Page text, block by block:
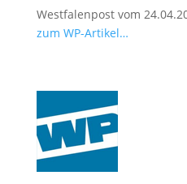
Westfalenpost vom
zum WP-Artikel…